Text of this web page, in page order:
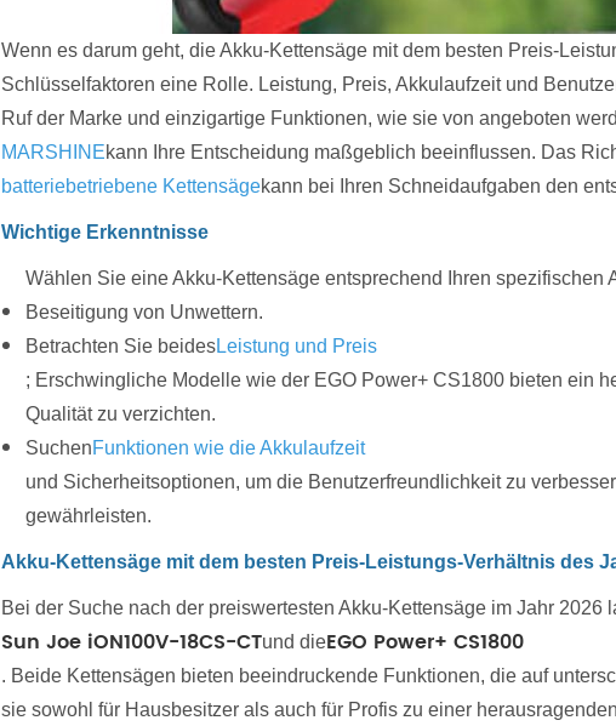
Wenn es darum geht, die Akku-Kettensäge mit dem besten Preis-
Schlüsselfaktoren eine Rolle. Leistung, Preis, Akkulaufzeit und
Ruf der Marke und einzigartige Funktionen, wie sie von angeboten
MARSHINEkann Ihre Entscheidung maßgeblich beeinflussen. Das
batteriebetriebene Kettensägekann bei Ihren Schneidaufgaben den
Wichtige Erkenntnisse
Wählen Sie eine Akku-Kettensäge entsprechend Ihren spezifischen
Beseitigung von Unwettern.
Betrachten Sie beidesLeistung und Preis
; Erschwingliche Modelle wie der EGO Power+ CS1800 bieten ein
Qualität zu verzichten.
SuchenFunktionen wie die Akkulaufzeit
und Sicherheitsoptionen, um die Benutzerfreundlichkeit zu
gewährleisten.
Akku-Kettensäge mit dem besten Preis-Leistungs-Verhältnis des
Bei der Suche nach der preiswertesten Akku-Kettensäge im Jahr
Sun Joe iON100V-18CS-CTund dieEGO Power+ CS1800
. Beide Kettensägen bieten beeindruckende Funktionen, die auf
sie sowohl für Hausbesitzer als auch für Profis zu einer